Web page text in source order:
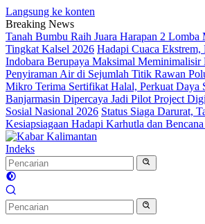
Langsung ke konten
Breaking News
Tanah Bumbu Raih Juara Harapan 2 Lomba
Tingkat Kalsel 2026 Hadapi Cuaca Ekstrem,
Indobara Berupaya Maksimal Meminimalisir
Penyiraman Air di Sejumlah Titik Rawan
Mikro Terima Sertifikat Halal, Perkuat Daya
Banjarmasin Dipercaya Jadi Pilot Project
Sosial Nasional 2026 Status Siaga Darurat,
Kesiapsiagaan Hadapi Karhutla dan
Indeks